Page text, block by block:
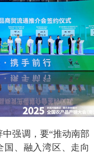
中强调，要“推动南部
国、融入湾区、走向